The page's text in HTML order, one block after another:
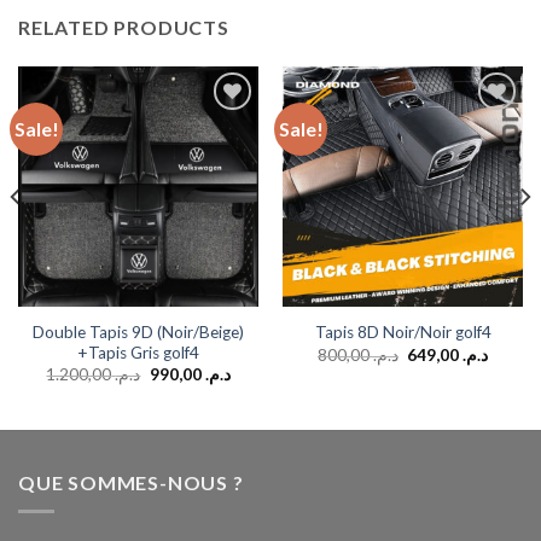
RELATED PRODUCTS
Sale!
Add to
wishlist
Double Tapis 9D (Noir/Beige)
+Tapis Gris golf4
د.م.1.200,00 د.م.990,00
Sale!
Add to
wishlist
Tapis 8D Noir/Noir golf4
د.م.800,00 د.م.649,00
QUE SOMMES-NOUS ?